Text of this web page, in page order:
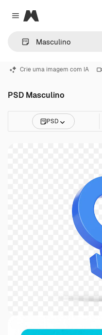
Close menu
Magnific
Crie uma imagem com IA
PSD Masculino
PSD